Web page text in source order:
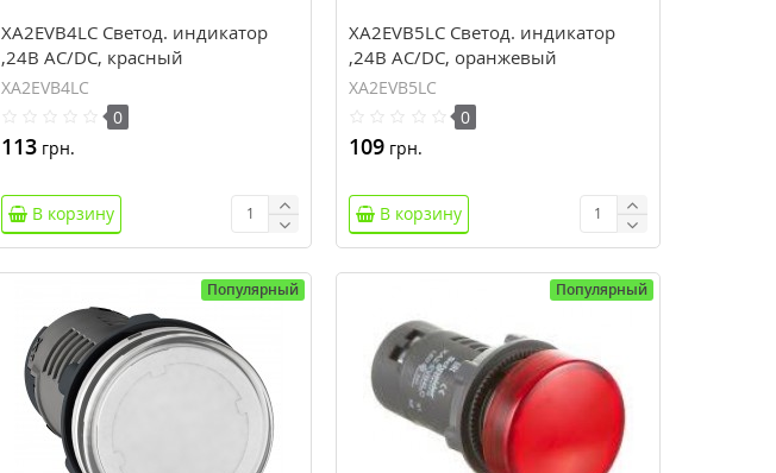
XA2EVB4LC Светод. индикатор
,24В AC/DC, красный
XA2EVB4LC
0
113грн.
В корзину
XA2EVB5LC Светод. индикатор
,24В AC/DC, оранжевый
XA2EVB5LC
0
109 грн.
В корзину
Популярный Популярный